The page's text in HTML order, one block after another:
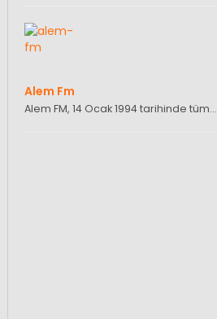
Alem Fm
Alem FM, 14 Ocak 1994 tarihinde tüm…